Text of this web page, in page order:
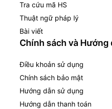
Tra cứu mã HS
Thuật ngữ pháp lý
Bài viết
Chính sách và Hướng
Điều khoản sử dụng
Chính sách bảo mật
Hướng dẫn sử dụng
Hướng dẫn thanh toán